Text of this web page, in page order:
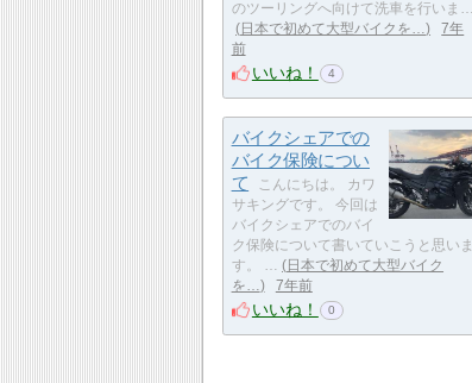
のツーリングへ向けて洗車を行いま…
日本で初めて大型バイクを…
7年
前
いいね！ 4
バイクシェアでの
バイク保険につい
て
こんにちは。 カワ
サキングです。 今回は
バイクシェアでのバイ
ク保険について書いていこうと思いま
す。 …
日本で初めて大型バイク
を…
7年前
いいね！ 0